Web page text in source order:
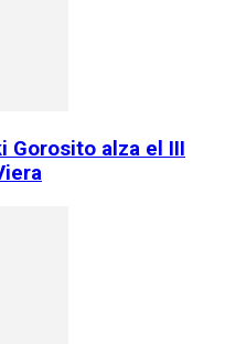
Gorosito alza el III